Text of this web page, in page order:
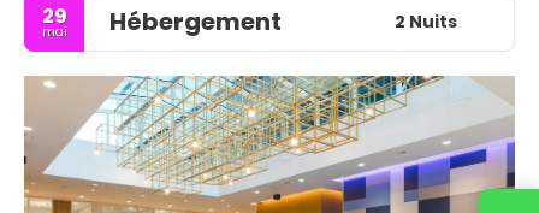
29
mai Hébergement 2 Nuits